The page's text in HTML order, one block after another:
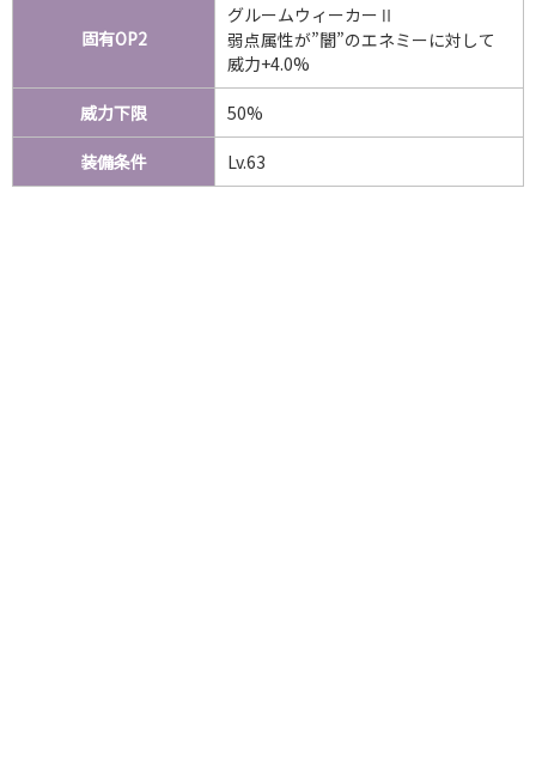
固有OP2
グルームウィーカーⅡ
弱点属性が”闇”のエネミーに対して
威力+4.0%
威力下限 50%
装備条件 Lv.63